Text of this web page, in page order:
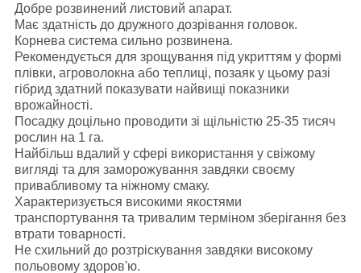
Добре розвинений листовий апарат.
Має здатність до дружного дозрівання головок.
Корнева система сильно розвинена.
Рекомендується для зрощування під укриттям у формі
плівки, агроволокна або теплиці, позаяк у цьому разі
гібрид здатний показувати найвищі показники
врожайності.
Посадку доцільно проводити зі щільністю 25-35 тисяч
рослин на 1 га.
Найбільш вдалий у сфері використання у свіжому
вигляді та для заморожування завдяки своєму
привабливому та ніжному смаку.
Характеризується високими якостями
транспортування та тривалим терміном зберігання без
втрати товарності.
Не схильний до розтріскування завдяки високому
польовому здоров'ю.